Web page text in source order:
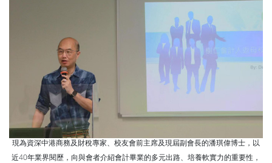
現為資深中港商務及財稅專家、校友會前主席及現屆副會長的潘琪偉博士，以
近40年業界閱歷，向與會者介紹會計畢業的多元出路、培養軟實力的重要性，